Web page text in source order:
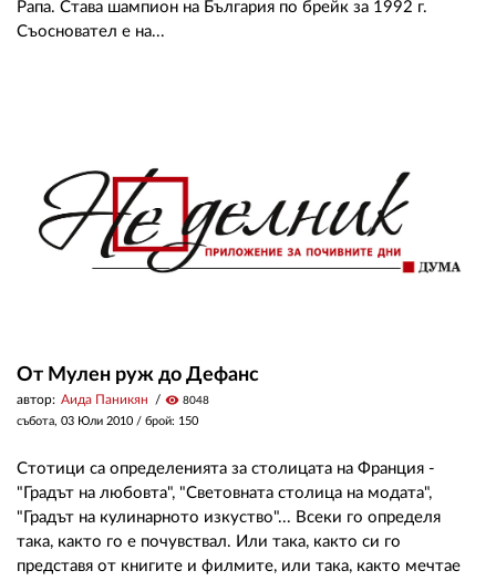
Рапа. Става шампион на България по брейк за 1992 г.
Съосновател е на...
От Мулен руж до Дефанс
автор: Аида Паникян visibility 8048
събота, 03 Юли 2010 / брой: 150
Стотици са определенията за столицата на Франция -
"Градът на любовта", "Световната столица на модата",
"Градът на кулинарното изкуство"... Всеки го определя
така, както го е почувствал. Или така, както си го
представя от книгите и филмите, или така, както мечтае